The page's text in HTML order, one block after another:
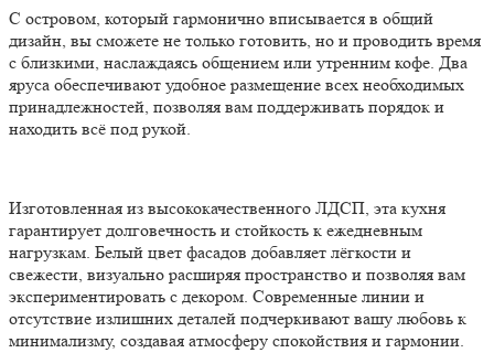
С островом, который гармонично вписывается в общий
дизайн, вы сможете не только готовить, но и проводить время
с близкими, наслаждаясь общением или утренним кофе. Два
яруса обеспечивают удобное размещение всех необходимых
принадлежностей, позволяя вам поддерживать порядок и
находить всё под рукой.
Изготовленная из высококачественного ЛДСП, эта кухня
гарантирует долговечность и стойкость к ежедневным
нагрузкам. Белый цвет фасадов добавляет лёгкости и
свежести, визуально расширяя пространство и позволяя вам
экспериментировать с декором. Современные линии и
отсутствие излишних деталей подчеркивают вашу любовь к
минимализму, создавая атмосферу спокойствия и гармонии.